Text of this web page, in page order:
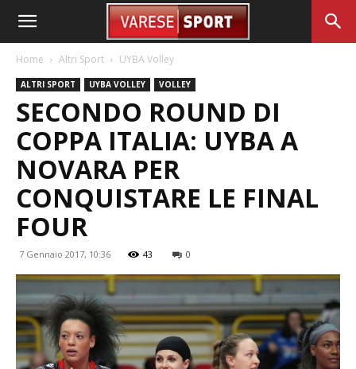
Home Altri Sport UYBA Volley
ALTRI SPORT UYBA VOLLEY VOLLEY
SECONDO ROUND DI
COPPA ITALIA: UYBA A
NOVARA PER
CONQUISTARE LE FINAL
FOUR
7 Gennaio 2017, 10:36 43 0